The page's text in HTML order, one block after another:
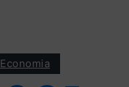
Economia